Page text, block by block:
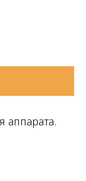
аппарата.